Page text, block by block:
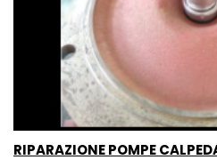
RIPARAZIONE POMPE